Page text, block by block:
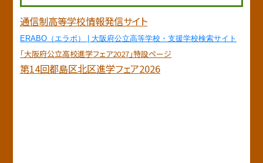
通信制高等学校情報発信サイト
ERABO（エラボ） | 大阪府公立高等学校・支援学校検索サイト
「大阪府公立高校進学フェア2027」特設ページ
第14回都島区北区進学フェア2026